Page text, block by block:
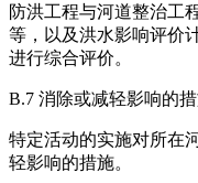
防洪工程与河道整治工
等，以及洪水影响评价
进行综合评价。
B.7 消除或减轻影响的
特定活动的实施对所在
轻影响的措施。